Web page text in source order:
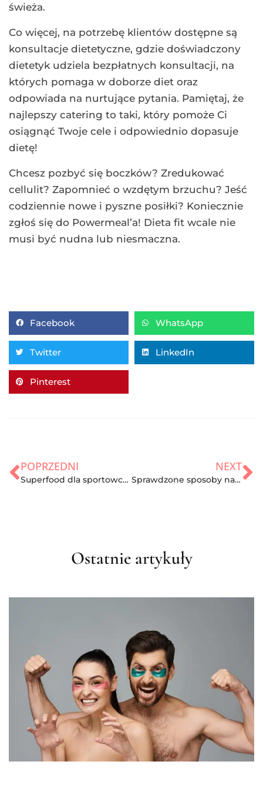
świeża.
Co więcej, na potrzebę klientów dostępne są
konsultacje dietetyczne, gdzie doświadczony
dietetyk udziela bezpłatnych konsultacji, na
których pomaga w doborze diet oraz
odpowiada na nurtujące pytania. Pamiętaj, że
najlepszy catering to taki, który pomoże Ci
osiągnąć Twoje cele i odpowiednio dopasuje
dietę!
Chcesz pozbyć się boczków? Zredukować
cellulit? Zapomnieć o wzdętym brzuchu? Jeść
codziennie nowe i pyszne posiłki? Koniecznie
zgłoś się do Powermeal’a! Dieta fit wcale nie
musi być nudna lub niesmaczna.
Facebook WhatsApp
Twitter LinkedIn
Pinterest
POPRZEDNI
Superfood dla sportowców – zobacz, co poprawi twoją formę
NEXT
Sprawdzone sposoby na utratę wagi
Ostatnie artykuły